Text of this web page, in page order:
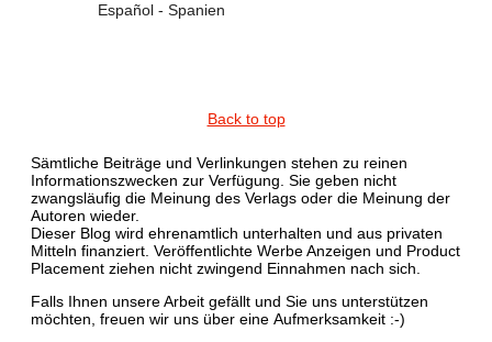
Español - Spanien
Back to top
Sämtliche Beiträge und Verlinkungen stehen zu reinen
Informationszwecken zur Verfügung. Sie geben nicht
zwangsläufig die Meinung des Verlags oder die Meinung der
Autoren wieder.
Dieser Blog wird ehrenamtlich unterhalten und aus privaten
Mitteln finanziert. Veröffentlichte Werbe Anzeigen und Product
Placement ziehen nicht zwingend Einnahmen nach sich.
Falls Ihnen unsere Arbeit gefällt und Sie uns unterstützen
möchten, freuen wir uns über eine Aufmerksamkeit :-)